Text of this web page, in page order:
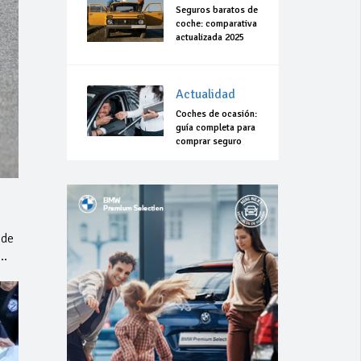
Seguros baratos de
coche: comparativa
actualizada 2025
Actualidad
Coches de ocasión:
guía completa para
comprar seguro